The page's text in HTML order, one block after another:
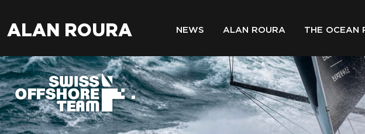
ALAN ROURA NEWS ALAN ROURA THE OCEAN